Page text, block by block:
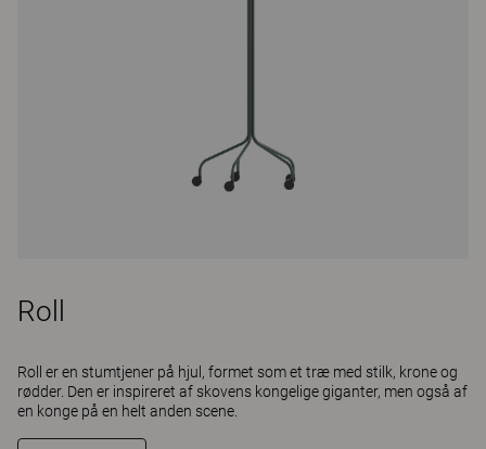
Roll
Roll er en stumtjener på hjul, formet som et træ med stilk, krone og
rødder. Den er inspireret af skovens kongelige giganter, men også af
en konge på en helt anden scene.